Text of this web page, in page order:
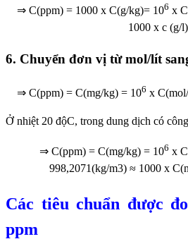
⇒ C(ppm) = 1000 x C(g/kg)= 106 x
1000 x c (g/l)
6. Chuyển đơn vị từ mol/lít
⇒ C(ppm) = C(mg/kg) = 106 x
Ở nhiệt 20 độC, trong dung dịch có
⇒ C(ppm) = C(mg/kg) = 106 x
998,2071(kg/m3) ≈ 1000 x
Các tiêu chuẩn được
ppm